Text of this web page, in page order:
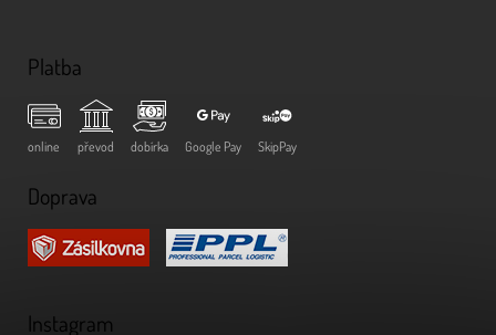
Platba
online převod dobírka Google Pay SkipPay
Doprava
Instagram